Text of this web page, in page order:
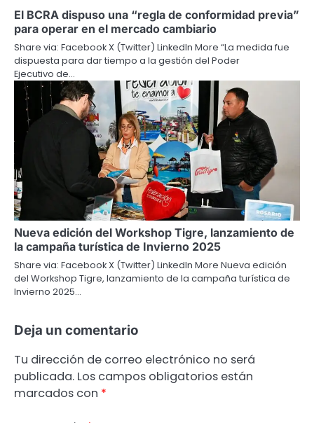
El BCRA dispuso una “regla de conformidad previa”
para operar en el mercado cambiario
Share via: Facebook X (Twitter) LinkedIn More “La medida fue
dispuesta para dar tiempo a la gestión del Poder
Ejecutivo de…
Nueva edición del Workshop Tigre, lanzamiento de
la campaña turística de Invierno 2025
Share via: Facebook X (Twitter) LinkedIn More Nueva edición
del Workshop Tigre, lanzamiento de la campaña turística de
Invierno 2025…
Deja un comentario
Tu dirección de correo electrónico no será
publicada. Los campos obligatorios están
marcados con *